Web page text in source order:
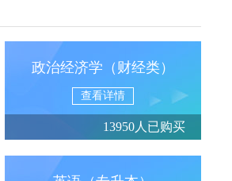
政治经济学（财经类）
查看详情
13950人已购买